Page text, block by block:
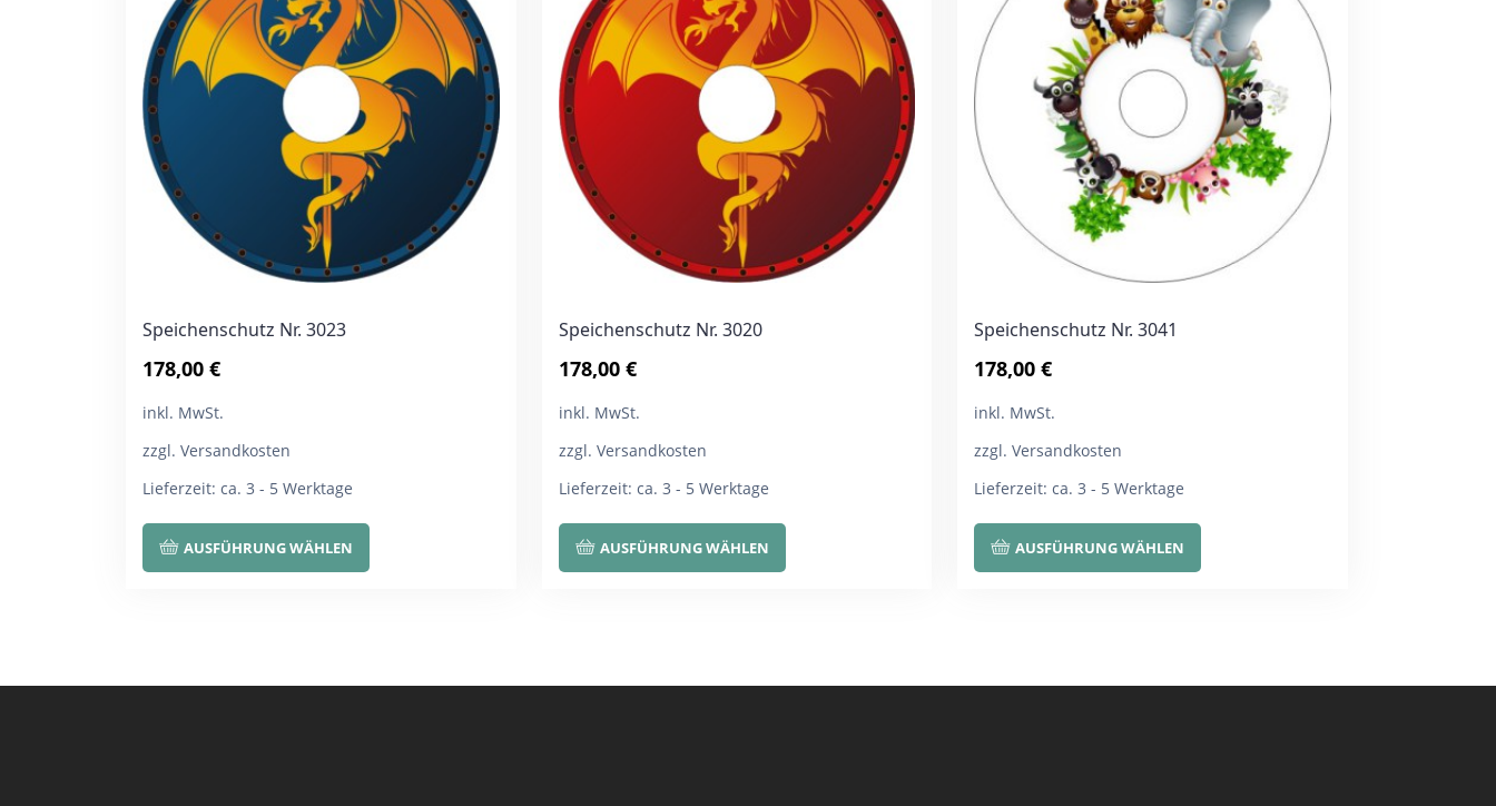
Speichenschutz Nr. 3023
178,00€
inkl. MwSt.
zzgl. Versandkosten
Lieferzeit:ca. 3 - 5 Werktage
AUSFÜHRUNG WÄHLEN
Dieses
auf.
Speichenschutz Nr. 3020
178,00 €
inkl. MwSt.
zzgl. Versandkosten
Lieferzeit: ca. 3 - 5 Werktage
AUSFÜHRUNG WÄHLEN
Dieses
auf.
Speichenschutz Nr. 3041
178,00€
inkl. MwSt.
zzgl. Versandkosten
Lieferzeit:ca. 3 - 5 Werktage
AUSFÜHRUNG WÄHLEN
Dieses
auf.